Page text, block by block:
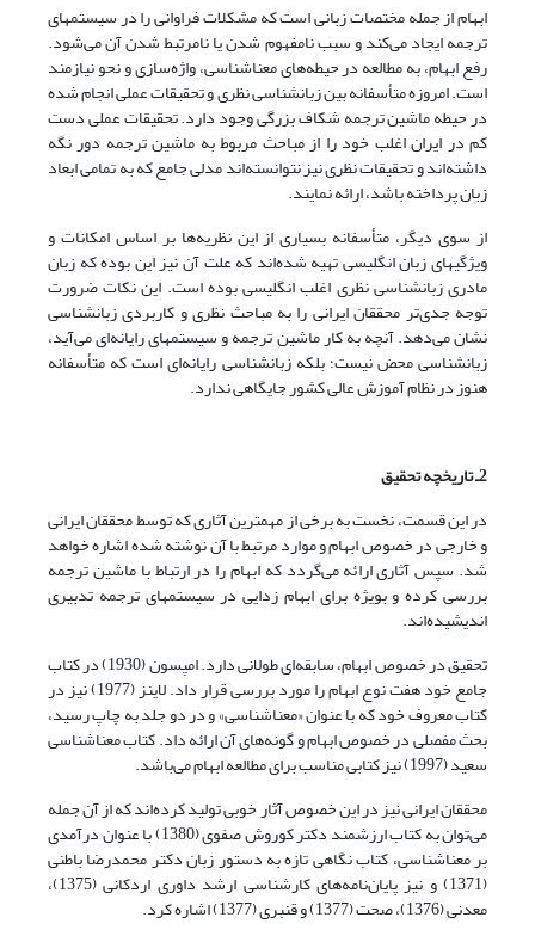
ابهام از جمله مختصات زبانی است که مشکلات فراوانی را در سیستمهای
ترجمه ایجاد می‌کند و سبب نامفهوم شدن یا نامرتبط شدن آن می‌شود.
رفع ابهام، به مطالعه در حیطه‌های معناشناسی، واژه‌سازی و نحو نیازمند
است. امروزه متأسفانه بین زبانشناسی نظری و تحقیقات عملی انجام شده
در حیطه ماشین ترجمه شکاف بزرگی وجود دارد. تحقیقات عملی دست
کم در ایران اغلب خود را از مباحث مربوط به ماشین ترجمه دور نگه
داشته‌اند و تحقیقات نظری نیز نتوانسته‌اند مدلی جامع که به تمامی ابعاد
زبان پرداخته باشد، ارائه نمایند.
از سوی دیگر، متأسفانه بسیاری از این نظریه‌ها بر اساس امکانات و
ویژگیهای زبان انگلیسی تهیه شده‌اند که علت آن نیز این بوده که زبان
مادری زبانشناسی نظری اغلب انگلیسی بوده است. این نکات ضرورت
توجه جدی‌تر محققان ایرانی را به مباحث نظری و کاربردی زبانشناسی
نشان می‌دهد. آنچه به کار ماشین ترجمه و سیستمهای رایانه‌ای می‌آید،
زبانشناسی محض نیست؛ بلکه زبانشناسی رایانه‌ای است که متأسفانه
هنوز در نظام آموزش عالی کشور جایگاهی ندارد.
2ـ تاریخچه تحقیق
در این قسمت، نخست به برخی از مهمترین آثاری که توسط محققان ایرانی
و خارجی در خصوص ابهام و موارد مرتبط با آن نوشته شده اشاره خواهد
شد. سپس آثاری ارائه می‌گردد که ابهام را در ارتباط با ماشین ترجمه
بررسی کرده و بویژه برای ابهام زدایی در سیستمهای ترجمه تدبیری
اندیشیده‌اند.
تحقیق در خصوص ابهام، سابقه‌ای طولانی دارد. امپسون (1930) در کتاب
جامع خود هفت نوع ابهام را مورد بررسی قرار داد. لاینز (1977) نیز در
کتاب معروف خود که با عنوان «معناشناسی» و در دو جلد به چاپ رسید،
بحث مفصلی در خصوص ابهام و گونه‌های آن ارائه داد. کتاب معناشناسی
سعید (1997) نیز کتابی مناسب برای مطالعه ابهام می‌باشد.
محققان ایرانی نیز در این خصوص آثار خوبی تولید کرده‌اند که از آن جمله
می‌توان به کتاب ارزشمند دکتر کوروش صفوی (1380) با عنوان درآمدی
بر معناشناسی، کتاب نگاهی تازه به دستور زبان دکتر محمدرضا باطنی
(1371) و نیز پایان‌نامه‌های کارشناسی ارشد داوری اردکانی (1375)،
معدنی (1376)، صحت (1377) و قنبری (1377) اشاره کرد.